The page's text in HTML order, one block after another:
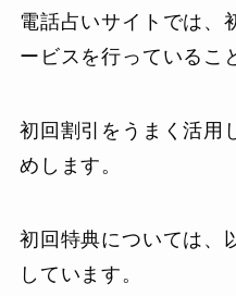
電話占いサイトでは、
ービスを行っているこ
初回割引をうまく活用
めします。
初回特典については、
しています。